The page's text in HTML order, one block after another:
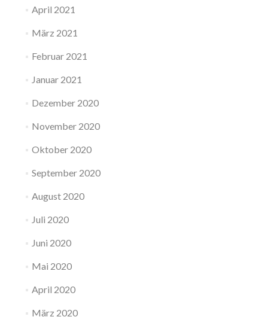
April 2021
März 2021
Februar 2021
Januar 2021
Dezember 2020
November 2020
Oktober 2020
September 2020
August 2020
Juli 2020
Juni 2020
Mai 2020
April 2020
März 2020